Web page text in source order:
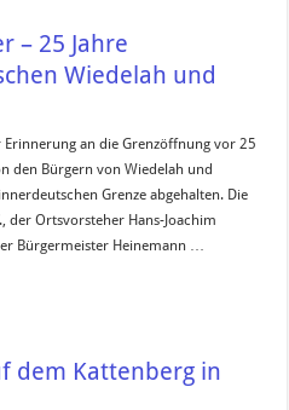
– 25 Jahre
Wiedelah und
an die Grenzöffnung vor 25
den Bürgern von Wiedelah und
Grenze abgehalten. Die
der Ortsvorsteher Hans-Joachim
Bürgermeister Heinemann …
dem Kattenberg in